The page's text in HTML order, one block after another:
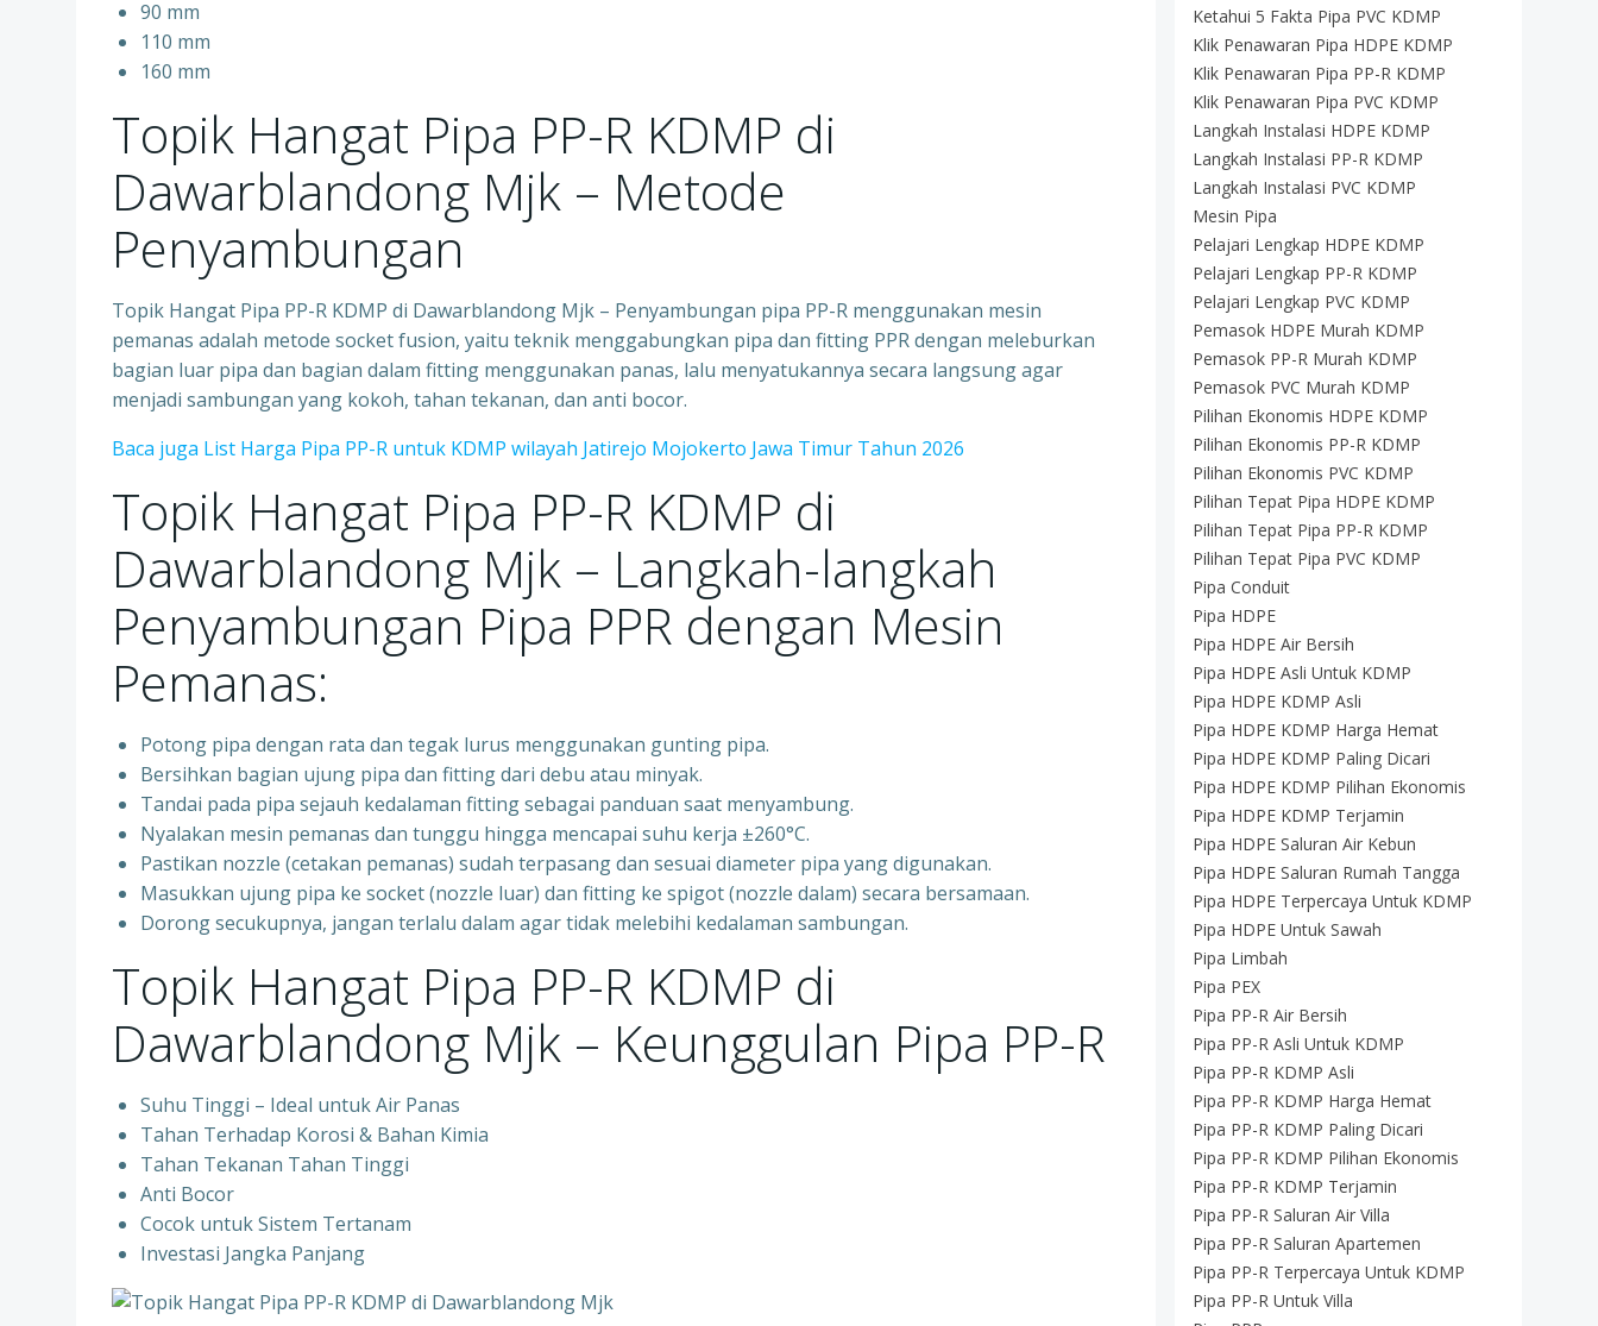
90 mm
110 mm
160 mm
Topik Hangat Pipa PP-R KDMP di
Dawarblandong Mjk – Metode
Penyambungan
Topik Hangat Pipa PP-R KDMP di Dawarblandong Mjk – Penyambungan pipa PP-R menggunakan mesin
pemanas adalah metode socket fusion, yaitu teknik menggabungkan pipa dan fitting PPR dengan meleburkan
bagian luar pipa dan bagian dalam fitting menggunakan panas, lalu menyatukannya secara langsung agar
menjadi sambungan yang kokoh, tahan tekanan, dan anti bocor.
Baca juga List Harga Pipa PP-R untuk KDMP wilayah Jatirejo Mojokerto Jawa Timur Tahun 2026
Topik Hangat Pipa PP-R KDMP di
Dawarblandong Mjk – Langkah-langkah
Penyambungan Pipa PPR dengan Mesin
Pemanas:
Potong pipa dengan rata dan tegak lurus menggunakan gunting pipa.
Bersihkan bagian ujung pipa dan fitting dari debu atau minyak.
Tandai pada pipa sejauh kedalaman fitting sebagai panduan saat menyambung.
Nyalakan mesin pemanas dan tunggu hingga mencapai suhu kerja ±260°C.
Pastikan nozzle (cetakan pemanas) sudah terpasang dan sesuai diameter pipa yang digunakan.
Masukkan ujung pipa ke socket (nozzle luar) dan fitting ke spigot (nozzle dalam) secara bersamaan.
Dorong secukupnya, jangan terlalu dalam agar tidak melebihi kedalaman sambungan.
Topik Hangat Pipa PP-R KDMP di
Dawarblandong Mjk – Keunggulan Pipa PP-R
Suhu Tinggi – Ideal untuk Air Panas
Tahan Terhadap Korosi & Bahan Kimia
Tahan Tekanan Tahan Tinggi
Anti Bocor
Cocok untuk Sistem Tertanam
Investasi Jangka Panjang
Ketahui 5 Fakta Pipa PVC KDMP
Klik Penawaran Pipa HDPE KDMP
Klik Penawaran Pipa PP-R KDMP
Klik Penawaran Pipa PVC KDMP
Langkah Instalasi HDPE KDMP
Langkah Instalasi PP-R KDMP
Langkah Instalasi PVC KDMP
Mesin Pipa
Pelajari Lengkap HDPE KDMP
Pelajari Lengkap PP-R KDMP
Pelajari Lengkap PVC KDMP
Pemasok HDPE Murah KDMP
Pemasok PP-R Murah KDMP
Pemasok PVC Murah KDMP
Pilihan Ekonomis HDPE KDMP
Pilihan Ekonomis PP-R KDMP
Pilihan Ekonomis PVC KDMP
Pilihan Tepat Pipa HDPE KDMP
Pilihan Tepat Pipa PP-R KDMP
Pilihan Tepat Pipa PVC KDMP
Pipa Conduit
Pipa HDPE
Pipa HDPE Air Bersih
Pipa HDPE Asli Untuk KDMP
Pipa HDPE KDMP Asli
Pipa HDPE KDMP Harga Hemat
Pipa HDPE KDMP Paling Dicari
Pipa HDPE KDMP Pilihan Ekonomis
Pipa HDPE KDMP Terjamin
Pipa HDPE Saluran Air Kebun
Pipa HDPE Saluran Rumah Tangga
Pipa HDPE Terpercaya Untuk KDMP
Pipa HDPE Untuk Sawah
Pipa Limbah
Pipa PEX
Pipa PP-R Air Bersih
Pipa PP-R Asli Untuk KDMP
Pipa PP-R KDMP Asli
Pipa PP-R KDMP Harga Hemat
Pipa PP-R KDMP Paling Dicari
Pipa PP-R KDMP Pilihan Ekonomis
Pipa PP-R KDMP Terjamin
Pipa PP-R Saluran Air Villa
Pipa PP-R Saluran Apartemen
Pipa PP-R Terpercaya Untuk KDMP
Pipa PP-R Untuk Villa